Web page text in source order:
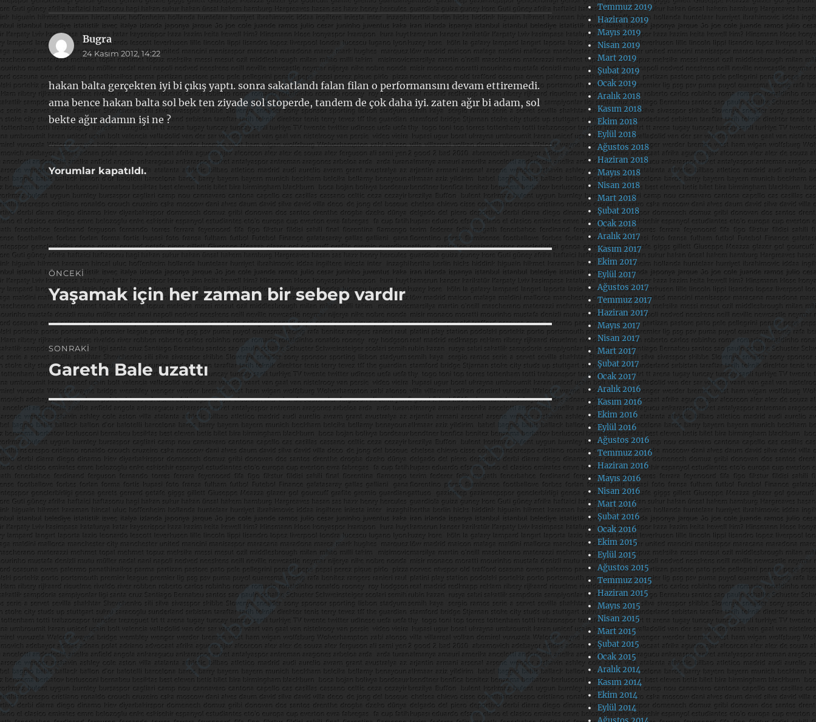
Bugradedi
ki:
24 Kasım 2012, 14:22
hakan balta gerçekten iyi bi çıkış yaptı. sonra sakatlandı falan filan o performansını devam ettiremedi.
ama bence hakan balta sol bek ten ziyade sol stoperde, tandem de çok daha iyi. zaten ağır bi adam, sol
bekte ağır adamın işi ne ?
Yorumlar kapatıldı.
Yazı
gezinmesi
ÖNCEKI
Önceki
yazı:
Yaşamak için her zaman bir sebep vardır
SONRAKI
Sonraki
yazı:
Gareth Bale uzattı
Temmuz 2019
Haziran 2019
Mayıs 2019
Nisan 2019
Mart 2019
Şubat 2019
Ocak 2019
Aralık 2018
Kasım 2018
Ekim 2018
Eylül 2018
Ağustos 2018
Haziran 2018
Mayıs 2018
Nisan 2018
Mart 2018
Şubat 2018
Ocak 2018
Aralık 2017
Kasım 2017
Ekim 2017
Eylül 2017
Ağustos 2017
Temmuz 2017
Haziran 2017
Mayıs 2017
Nisan 2017
Mart 2017
Şubat 2017
Ocak 2017
Aralık 2016
Kasım 2016
Ekim 2016
Eylül 2016
Ağustos 2016
Temmuz 2016
Haziran 2016
Mayıs 2016
Nisan 2016
Mart 2016
Şubat 2016
Ocak 2016
Ekim 2015
Eylül 2015
Ağustos 2015
Temmuz 2015
Haziran 2015
Mayıs 2015
Nisan 2015
Mart 2015
Şubat 2015
Ocak 2015
Aralık 2014
Kasım 2014
Ekim 2014
Eylül 2014